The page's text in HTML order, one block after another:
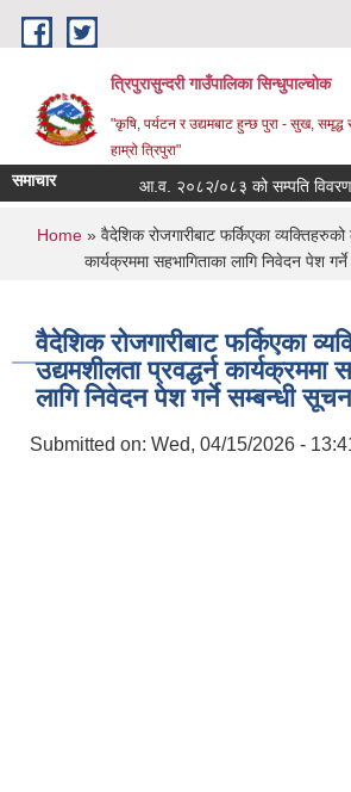
Skip to main content
त्रिपुरासुन्दरी गाउँपालिका सिन्धुपाल्चाेक
"कृषि, पर्यटन र उद्यमबाट हुन्छ पुरा - सुख,
हाम्रो त्रिपुरा"
समाचार आ.व. २०८२/०८३ को सम्पति विवरण
You are here
Home » वैदेशिक रोजगारीबाट फर्किएका व्यक्तिहरुको
कार्यक्रममा सहभागिताका लागि निवेदन पेश
वैदेशिक रोजगारीबाट फर्किएका
उद्यमशीलता प्रवद्धर्न कार्यक्रममा
लागि निवेदन पेश गर्ने सम्बन्धी
Submitted on: Wed, 04/15/2026 -